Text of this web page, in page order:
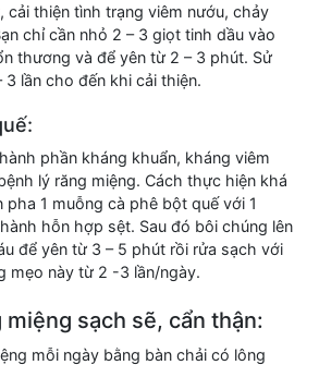
cải thiện tình trạng viêm nướu, chảy
chỉ cần nhỏ 2 – 3 giọt tinh dầu vào
thương và để yên từ 2 – 3 phút. Sử
lần cho đến khi cải thiện.
phần kháng khuẩn, kháng viêm
lý răng miệng. Cách thực hiện khá
pha 1 muỗng cà phê bột quế với 1
hỗn hợp sệt. Sau đó bôi chúng lên
để yên từ 3 – 5 phút rồi rửa sạch với
mẹo này từ 2 -3 lần/ngày.
miệng sạch sẽ, cẩn thận:
mỗi ngày bằng bàn chải có lông